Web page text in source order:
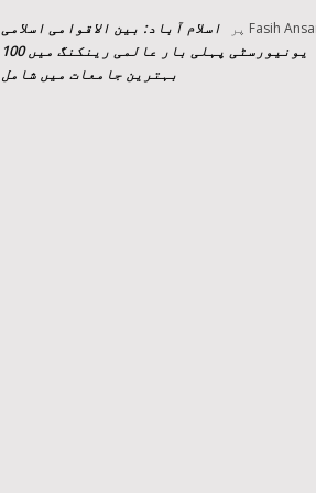
Fasih پر
اسلام آباد: بین الاقوامی اسلامی
یونیورسٹی پہلی بار عالمی رینکنگ میں 100
بہترین جامعات میں شامل